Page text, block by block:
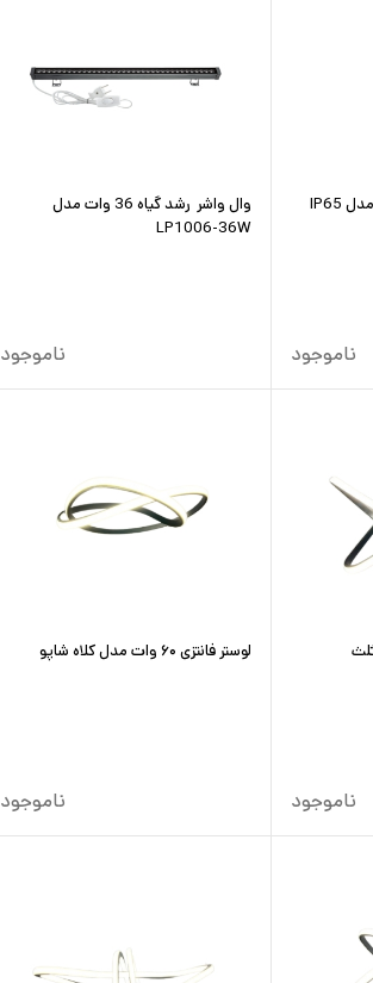
ناموجود
وال واشر رشد گیاه 36 وات مدل
LP1006-36W
ناموجود
ناموجود
لوستر فانتزی ۶۰ وات مدل کلاه شاپو
ناموجود